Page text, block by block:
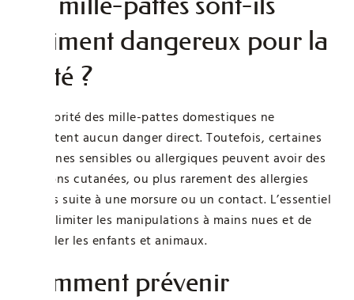
vraiment dangereux pour la
santé ?
La majorité des mille-pattes domestiques ne
présentent aucun danger direct. Toutefois, certaines
personnes sensibles ou allergiques peuvent avoir des
réactions cutanées, ou plus rarement des allergies
sévères suite à une morsure ou un contact. L’essentiel
est de limiter les manipulations à mains nues et de
surveiller les enfants et animaux.
Comment prévenir